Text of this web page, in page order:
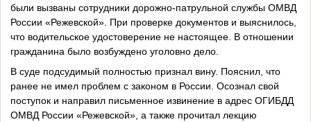
были вызваны сотрудники дорожно-патрульной службы ОМВД
России «Режевской». При проверке документов и выяснилось,
что водительское удостоверение не настоящее. В отношении
гражданина было возбуждено уголовно дело.
В суде подсудимый полностью признал вину. Пояснил, что
ранее не имел проблем с законом в России. Осознал свой
поступок и направил письменное извинение в адрес ОГИБДД
ОМВД России «Режевской», а также прочитал лекцию